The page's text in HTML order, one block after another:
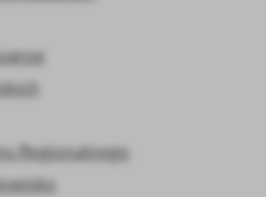
mediów
Regionalnego